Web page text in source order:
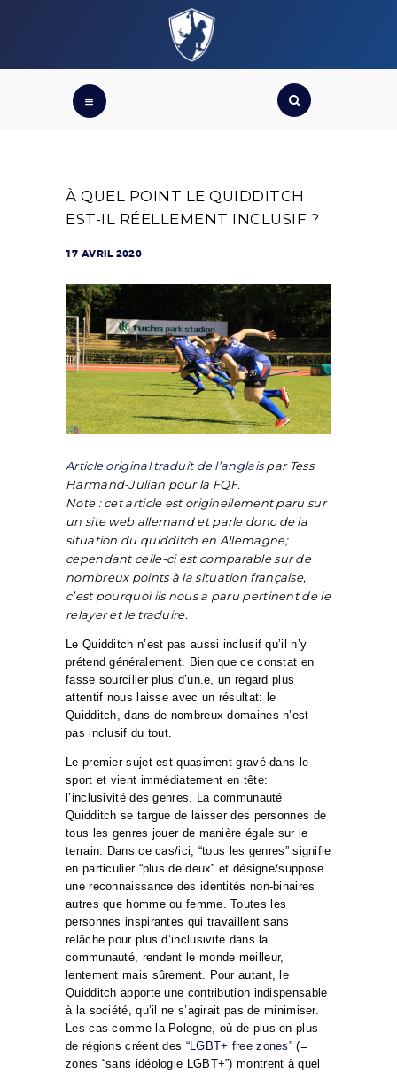
FÉDÉRATION DU QUABALL FRANÇAIS
De la fiction au sport, du loisir à la compétition
ACCUEIL
CRÉER UNE
ÉQUIPE
OÙ JOUER ?
NOUS ?
COMPÉTITIONS
ÉQUIPE DE
FRANCE
FAQ
À QUEL POINT LE QUIDDITCH
EST-IL RÉELLEMENT INCLUSIF ?
17 AVRIL 2020
Article original traduit de l’anglaispar Tess
Harmand-Julian pour la FQF.
Note : cet article est originellement paru sur
un site web allemand et parle donc de la
situation du quidditch en Allemagne;
cependant celle-ci est comparable sur de
nombreux points à la situation française,
c’est pourquoi ils nous a paru pertinent de le
relayer et le traduire.
Le Quidditch n’est pas aussi inclusif qu’il n’y
prétend généralement. Bien que ce constat en
fasse sourciller plus d’un.e, un regard plus
attentif nous laisse avec un résultat: le
Quidditch, dans de nombreux domaines n’est
pas inclusif du tout.
Le premier sujet est quasiment gravé dans le
sport et vient immédiatement en tête:
l’inclusivité des genres. La communauté
Quidditch se targue de laisser des personnes de
tous les genres jouer de manière égale sur le
terrain. Dans ce cas/ici, “tous les genres” signifie
en particulier “plus de deux” et désigne/suppose
une reconnaissance des identités non-binaires
autres que homme ou femme. Toutes les
personnes inspirantes qui travaillent sans
relâche pour plus d’inclusivité dans la
communauté, rendent le monde meilleur,
lentement mais sûrement. Pour autant, le
Quidditch apporte une contribution indispensable
à la société, qu’il ne s’agirait pas de minimiser.
Les cas comme la Pologne, où de plus en plus
de régions créent des “LGBT+ free zones” (=
zones “sans idéologie LGBT+”) montrent à quel